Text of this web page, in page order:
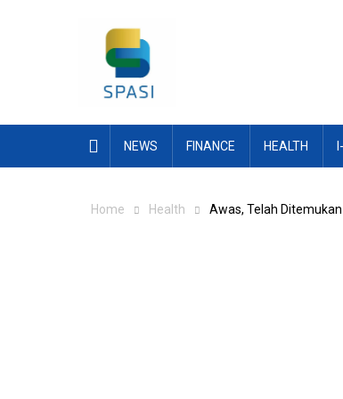
NEWS FINANCE HEALTH
Home Health Awas, Telah